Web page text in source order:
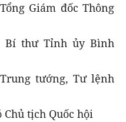
Giám đốc Thông
Bí thư Tỉnh ủy Bình
tướng, Tư lệnh
Chủ tịch Quốc hội